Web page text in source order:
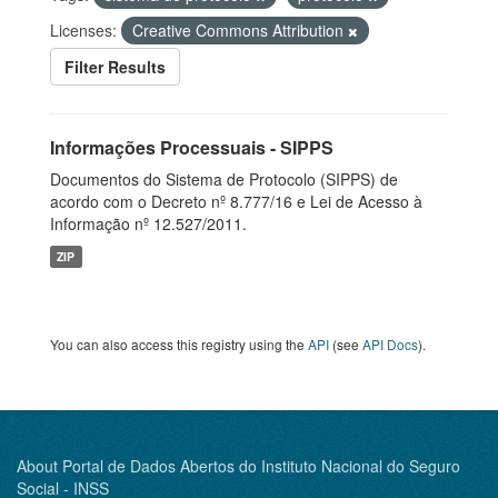
Licenses:
Creative Commons Attribution
Filter Results
Informações Processuais - SIPPS
Documentos do Sistema de Protocolo (SIPPS) de
acordo com o Decreto nº 8.777/16 e Lei de Acesso à
Informação nº 12.527/2011.
ZIP
You can also access this registry using the API (see API Docs).
About Portal de Dados Abertos do Instituto Nacional do Seguro
Social - INSS